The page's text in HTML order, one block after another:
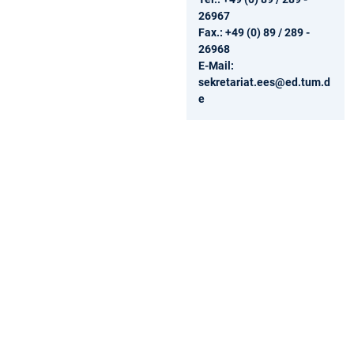
26967
Fax.: +49 (0) 89 / 289 -
26968
E-Mail:
sekretariat.ees@ed.tum.d
e